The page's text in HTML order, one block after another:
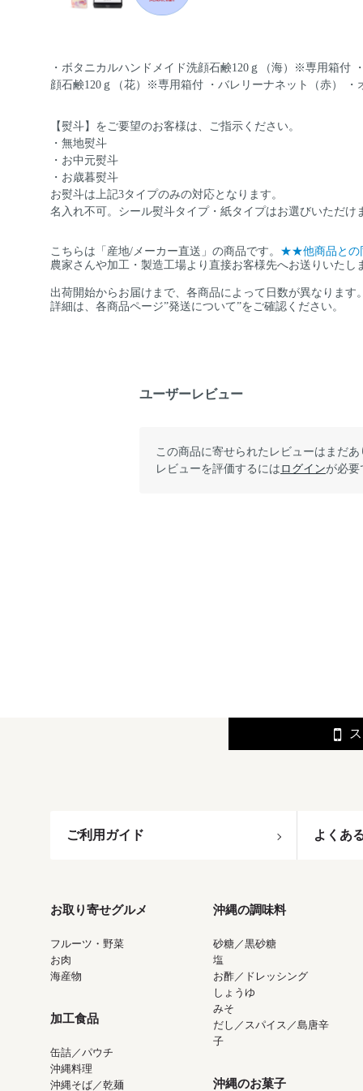
・ボタニカルハンドメイド洗顔石鹸120ｇ（海）※専用箱付
顔石鹸120ｇ（花）※専用箱付 ・バレリーナネット（赤） ・
【熨斗】をご要望のお客様は、ご指示ください。
・無地熨斗
・お中元熨斗
・お歳暮熨斗
お熨斗は上記3タイプのみの対応となります。
名入れ不可。シール熨斗タイプ・紙タイプはお選びいただけ
こちらは「産地/メーカー直送」の商品です。 ★★他商品と
農家さんや加工・製造工場より直接お客様先へお送りいたし
出荷開始からお届けまで、各商品によって日数が異なります
詳細は、各商品ページ”発送について”をご確認ください。
ユーザーレビュー
この商品に寄せられたレビューはまだあ
レビューを評価するには ログインが必要
ご利用ガイド よくあ
お取り寄せグルメ
フルーツ・野菜
お肉
海産物
加工食品
缶詰／パウチ
沖縄料理
沖縄そば／乾麺
沖縄の調味料
砂糖／黒砂糖
塩
お酢／ドレッシング
しょうゆ
みそ
だし／スパイス／島唐辛
子
沖縄のお菓子